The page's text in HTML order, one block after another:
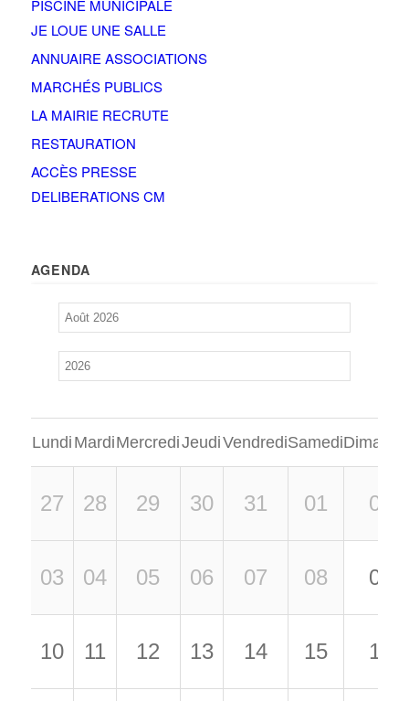
PISCINE MUNICIPALE
JE LOUE UNE SALLE
ANNUAIRE ASSOCIATIONS
MARCHÉS PUBLICS
LA MAIRIE RECRUTE
RESTAURATION
ACCÈS PRESSE
DELIBERATIONS CM
AGENDA
Lundi MardiMercrediJeudiVendrediSamedi
27 28 29 30 31 01 02
03 04 05 06 07 08 09
10 11 12 13 14 15 16